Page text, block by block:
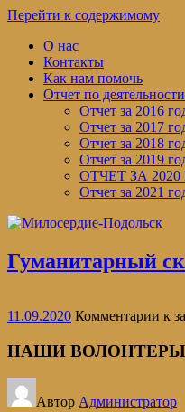
Перейти к содержимому
О нас
Контакты
Как нам помочь
Отчет по деятельности
Отчет за 2016
Отчет за 2017
Отчет за 2018
Отчет за 2019
ОТЧЕТ ЗА 2020
Отчет за 2021
Гуманитарный
11.09.2020 Комментарии к
НАШИ ВОЛОНТЕРЫ
Автор Администратор